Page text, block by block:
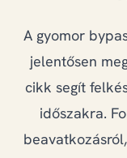
Csapat
GYIK
A gyomor
jelentősen
cikk segít
időszakra.